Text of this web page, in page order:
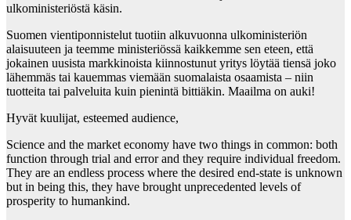
ulkoministeriöstä käsin.
Suomen vientiponnistelut tuotiin alkuvuonna ulkoministeriön
alaisuuteen ja teemme ministeriössä kaikkemme sen eteen, että
jokainen uusista markkinoista kiinnostunut yritys löytää tiensä joko
lähemmäs tai kauemmas viemään suomalaista osaamista – niin
tuotteita tai palveluita kuin pienintä bittiäkin. Maailma on auki!
Hyvät kuulijat, esteemed audience,
Science and the market economy have two things in common: both
function through trial and error and they require individual freedom.
They are an endless process where the desired end-state is unknown
but in being this, they have brought unprecedented levels of
prosperity to humankind.